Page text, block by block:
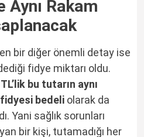
Aynı Rakam
bir diğer önemli detay ise
fidye miktarı oldu.
bu tutarın aynı
bedeli olarak da
Yani sağlık sorunları
bir kişi, tutamadığı her